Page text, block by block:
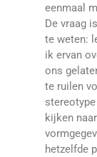
eenmaal
De vraag
te weten:
ik ervan
ons
te ruilen
kijken
hetzelfde